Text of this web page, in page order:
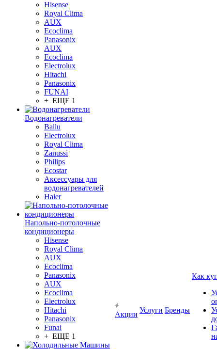
Hisense
Royal Clima
AUX
Ecoclima
Panasonix
AUX
Ecoclima
Electrolux
Hitachi
Panasonix
FUNAI
+ ЕЩЕ 1
Водонагреватели
Ballu
Electrolux
Royal Clima
Zanussi
Philips
Ecostar
Аксессуары для
водонагревателей
Haier
Напольно-потолочные
кондиционеры
Hisense
Royal Clima
AUX
Ecoclima
Panasonix
AUX
Ecoclima
Electrolux
Hitachi
Panasonix
Funai
+ ЕЩЕ 1
Акции
Услуги Бренды
Как